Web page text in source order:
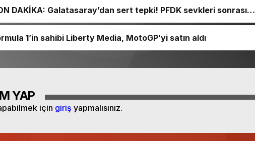
DAKİKA: Galatasaray’dan sert tepki! PFDK sevkleri sonrası…
1’in sahibi Liberty Media, MotoGP’yi satın aldı
YAP
için giriş yapmalısınız.